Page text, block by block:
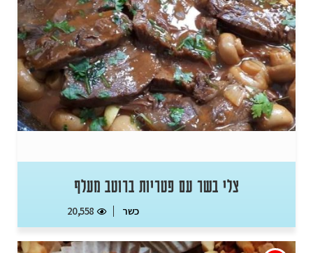
צלי בשר עם פטריות ברוטב מעלף
כשר 20,558